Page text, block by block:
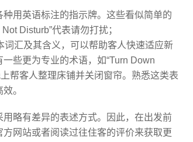
用英语标注的指示牌。这些看似简单的
Disturb”代表请勿打扰；
词汇及其含义，可以帮助客人快速适应新
些更为专业的术语，如“Turn Down
帮客人整理床铺并关闭窗帘。熟悉这类表
。
略有差异的表述方式。因此，在出发前
网站或者阅读过往住客的评价来获取更